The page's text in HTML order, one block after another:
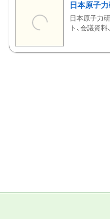
日本原子
日本原子力
ト、会議資